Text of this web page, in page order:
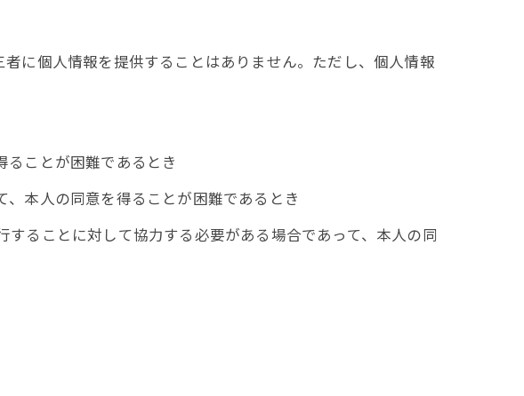
に個人情報を提供することはありません。ただし、個人情報
ことが困難であるとき
本人の同意を得ることが困難であるとき
ることに対して協力する必要がある場合であって、本人の同